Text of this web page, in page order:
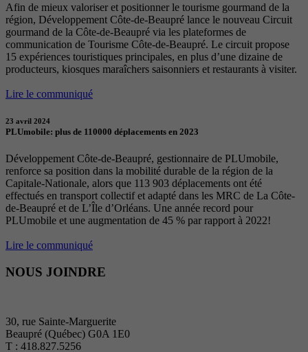
Afin de mieux valoriser et positionner le tourisme gourmand de la
région, Développement Côte-de-Beaupré lance le nouveau Circuit
gourmand de la Côte-de-Beaupré via les plateformes de
communication de Tourisme Côte-de-Beaupré. Le circuit propose
15 expériences touristiques principales, en plus d’une dizaine de
producteurs, kiosques maraîchers saisonniers et restaurants à visiter.
Lire le communiqué
23 avril 2024
PLUmobile: plus de 110000 déplacements en 2023
Développement Côte-de-Beaupré, gestionnaire de PLUmobile,
renforce sa position dans la mobilité durable de la région de la
Capitale-Nationale, alors que 113 903 déplacements ont été
effectués en transport collectif et adapté dans les MRC de La Côte-
de-Beaupré et de L’Île d’Orléans. Une année record pour
PLUmobile et une augmentation de 45 % par rapport à 2022!
Lire le communiqué
NOUS JOINDRE
30, rue Sainte-Marguerite
Beaupré (Québec) G0A 1E0
T : 418.827.5256